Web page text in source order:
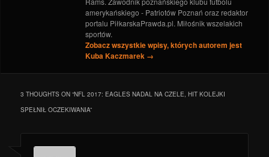
amerykańskiego - Patriotów Poznań oraz redaktor
portalu PiłkarskaPrawda.pl. Miłośnik wszelakich
sportów.
Zobacz wszystkie wpisy, których autorem jest
Kuba Kaczmarek →
3 THOUGHTS ON “NFL 2017: EAGLES NADAL NA CZELE, HIT KOLEJKI
SPEŁNIŁ OCZEKIWANIA”